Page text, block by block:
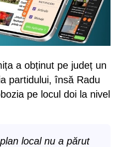
a obținut pe județ un
partidului, însă Radu
pe locul doi la nivel
local nu a părut